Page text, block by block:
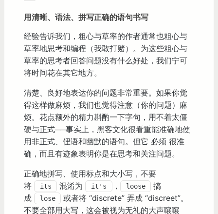
用清晰、语法、拼写正确的语句书写
经验告诉我们，粗心与草率的作者通常也粗心与
草率地思考和编程（我敢打赌）。为这些粗心与
草率的思考者回答问题没有什么好处，我们宁可
将时间花在其它地方。
清楚、良好地表达你的问题非常重要。如果你觉
得这样做麻烦，我们也觉得注意（你的问题）麻
烦。花点额外的精力斟酌一下字句，用不着太僵
硬与正式──事实上，黑客文化很看重能准确地使
用非正式、俚语和幽默的语句。但它 必须 很准
确，而且有迹象表明你是在思考和关注问题。
正确地拼写、使用标点和大小写，不要
将
its 混淆为 it's ， loose
搞
成
lose
或者将 “discrete” 弄成 “discreet”。
不要全部用大写，这会被视为无礼的大声嚷嚷